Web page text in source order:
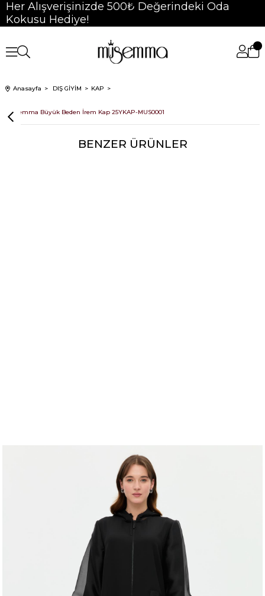
Her Alışverişinizde 500₺ Değerindeki Oda
Kokusu Hediye!
Anasayfa DIŞ GİYİM KAP
Müsemma Büyük Beden İrem Kap 25YKAP-MUS0001
BENZER ÜRÜNLER